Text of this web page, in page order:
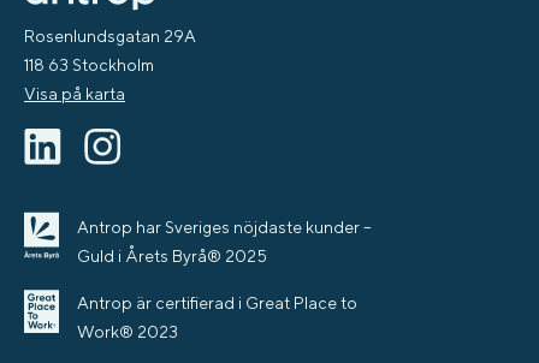
Rosenlundsgatan 29A
118 63 Stockholm
Visa på karta
Antrop har Sveriges nöjdaste kunder –
Guld i Årets Byrå® 2025
Antrop är certifierad i Great Place to
Work® 2023